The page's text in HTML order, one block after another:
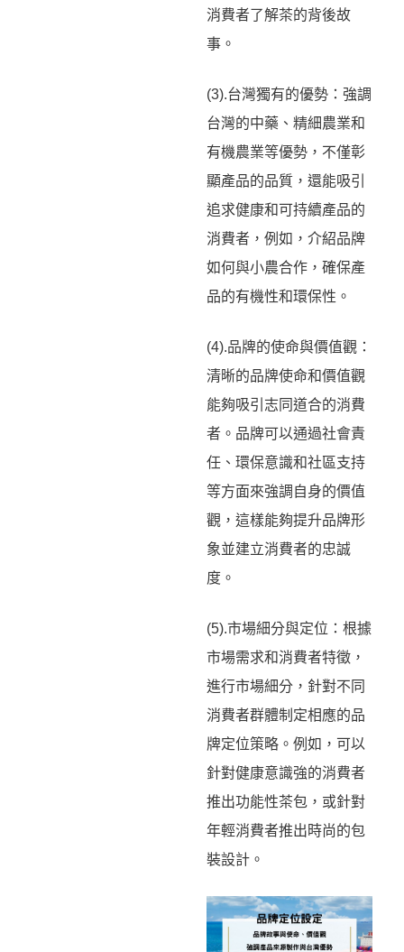
消費者了解茶的背後故
事。
(3).台灣獨有的優勢：強調
台灣的中藥、精細農業和
有機農業等優勢，不僅彰
顯產品的品質，還能吸引
追求健康和可持續產品的
消費者，例如，介紹品牌
如何與小農合作，確保產
品的有機性和環保性。
(4).品牌的使命與價值觀：
清晰的品牌使命和價值觀
能夠吸引志同道合的消費
者。品牌可以通過社會責
任、環保意識和社區支持
等方面來強調自身的價值
觀，這樣能夠提升品牌形
象並建立消費者的忠誠
度。
(5).市場細分與定位：根據
市場需求和消費者特徵，
進行市場細分，針對不同
消費者群體制定相應的品
牌定位策略。例如，可以
針對健康意識強的消費者
推出功能性茶包，或針對
年輕消費者推出時尚的包
裝設計。